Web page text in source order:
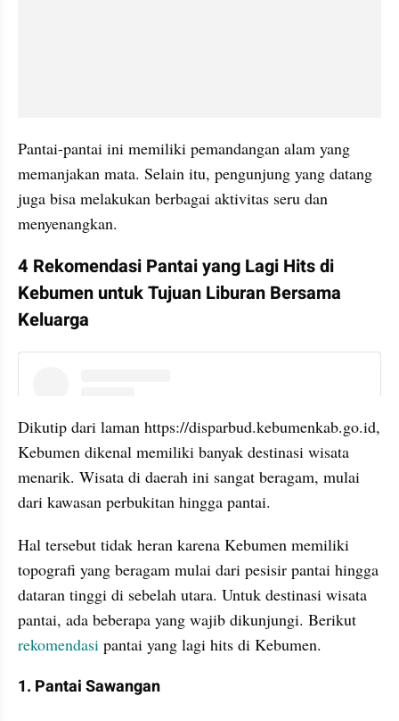
Pantai-pantai ini memiliki pemandangan alam yang
memanjakan mata. Selain itu, pengunjung yang datang
juga bisa melakukan berbagai aktivitas seru dan
menyenangkan.
4 Rekomendasi Pantai yang Lagi Hits di
Kebumen untuk Tujuan Liburan Bersama
Keluarga
Dikutip dari laman https://disparbud.kebumenkab.go.id,
Kebumen dikenal memiliki banyak destinasi wisata
menarik. Wisata di daerah ini sangat beragam, mulai
dari kawasan perbukitan hingga pantai.
Hal tersebut tidak heran karena Kebumen memiliki
topografi yang beragam mulai dari pesisir pantai hingga
dataran tinggi di sebelah utara. Untuk destinasi wisata
rekomendasi pantai yang lagi hits di Kebumen.
1. Pantai Sawangan